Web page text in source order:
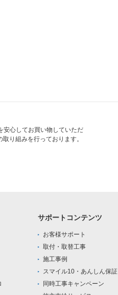
安心してお買い物していただ
り組みを行っております。
サポートコンテンツ
お客様サポート
取付・取替工事
施工事例
スマイル10・あんしん保証
同時工事キャンペーン